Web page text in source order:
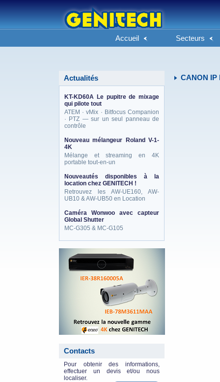
Accueil Secteurs
Actualités
KT-KD60A Le pupitre de mixage
qui pilote tout
ATEM · vMix · Bitfocus Companion
· PTZ — sur un seul panneau de
contrôle
Nouveau mélangeur Roland V-1-
4K
Mélange et streaming en 4K
portable tout-en-un
Nouveautés disponibles à la
location chez GENITECH !
Retrouvez les AW-UE160, AW-
UB10 & AW-UB50 en Location
Caméra Wonwoo avec capteur
Global Shutter
MC-G305 & MC-G105
Contacts
Pour obtenir des informations,
effectuer un devis et/ou nous
localiser.
CANON IP